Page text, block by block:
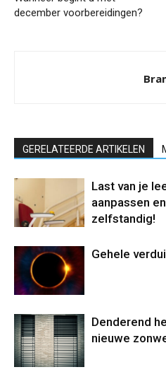
december voorbereidingen?
GERELATEERDE ARTIKELEN
Last van je
aanpassen
zelfstandig!
Gehele
Denderend
nieuwe